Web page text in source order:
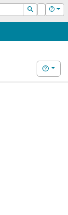
Suchen
Login Hilfe
Hilfe